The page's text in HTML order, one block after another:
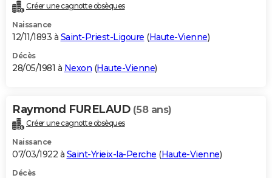
Créer une cagnotte obsèques
Naissance
12/11/1893 à Saint-Priest-Ligoure (Haute-Vienne)
Décès
28/05/1981 à Nexon (Haute-Vienne)
Raymond FURELAUD (58 ans)
Créer une cagnotte obsèques
Naissance
07/03/1922 à Saint-Yrieix-la-Perche (Haute-Vienne)
Décès